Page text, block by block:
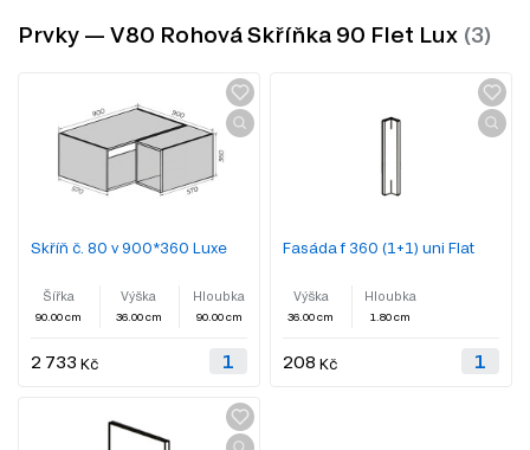
Prvky — V80 Rohová Skříňka 90 Flet Lux
Skříň č. 80 v 900*360 Luxe
Šířka
90.00 cm
Výška
36.00 cm
Hloubka
90.00 cm
2 733 Kč
Fasáda f 360 (1+1) uni Flat
Výška
36.00 cm
Hloubka
1.80 cm
208 Kč